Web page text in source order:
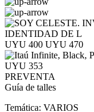
UYU 400 UYU 470
UYU 353
PREVENTA
Guía de talles
Temática: VARIOS